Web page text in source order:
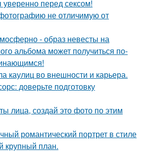
уверенно перед сексом!
не отличимую от
- образ невесты на
альбома может получиться по-
каулиц во внешности и карьера.
доверьте подготовку
лица, создай это фото по этим
романтический портрет в стиле
крупный план.